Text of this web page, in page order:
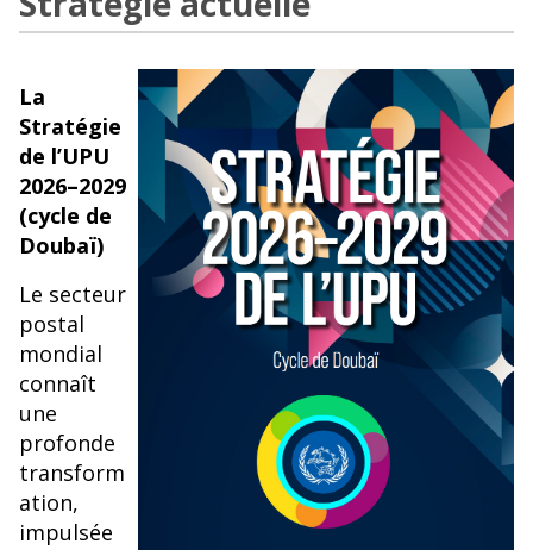
La
Stratégie
de l’UPU
2026–2029
(cycle de
Doubaï)
Le secteur
postal
mondial
connaît
une
profonde
transform
ation,
impulsée